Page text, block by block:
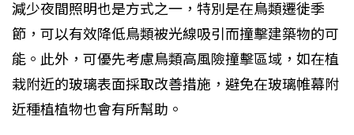
減少夜間照明也是方式之一，特別是在鳥類遷徙季
節，可以有效降低鳥類被光線吸引而撞擊建築物的可
能。此外，可優先考慮鳥類高風險撞擊區域，如在植
栽附近的玻璃表面採取改善措施，避免在玻璃帷幕附
近種植植物也會有所幫助。